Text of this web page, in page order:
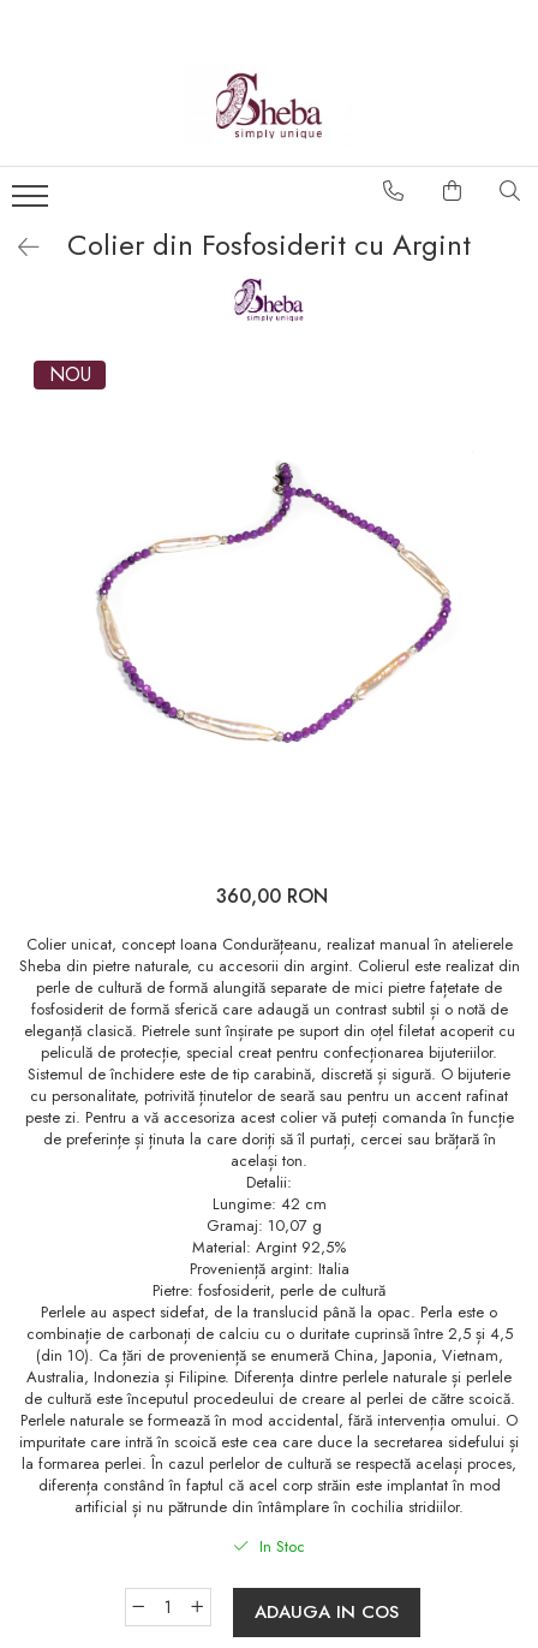
Colier din Fosfosiderit cu Argint
NOU
360,00 RON
Colier unicat, concept Ioana Condurățeanu, realizat manual în atelierele
Sheba din pietre naturale, cu accesorii din argint. Colierul este realizat din
perle de cultură de formă alungită separate de mici pietre fațetate de
fosfosiderit de formă sferică care adaugă un contrast subtil și o notă de
eleganță clasică. Pietrele sunt înșirate pe suport din oțel filetat acoperit cu
peliculă de protecție, special creat pentru confecționarea bijuteriilor.
Sistemul de închidere este de tip carabină, discretă și sigură. O bijuterie
cu personalitate, potrivită ținutelor de seară sau pentru un accent rafinat
peste zi. Pentru a vă accesoriza acest colier vă puteți comanda în funcție
de preferințe și ținuta la care doriți să îl purtați, cercei sau brățară în
același ton.
Detalii:
Lungime: 42 cm
Gramaj: 10,07 g
Material: Argint 92,5%
Proveniență argint: Italia
Pietre: fosfosiderit, perle de cultură
Perlele au aspect sidefat, de la translucid până la opac. Perla este o
combinație de carbonați de calciu cu o duritate cuprinsă între 2,5 și 4,5
(din 10). Ca țări de proveniență se enumeră China, Japonia, Vietnam,
Australia, Indonezia și Filipine. Diferența dintre perlele naturale și perlele
de cultură este începutul procedeului de creare al perlei de către scoică.
Perlele naturale se formează în mod accidental, fără intervenția omului. O
impuritate care intră în scoică este cea care duce la secretarea sidefului și
la formarea perlei. În cazul perlelor de cultură se respectă același proces,
diferența constând în faptul că acel corp străin este implantat în mod
artificial și nu pătrunde din întâmplare în cochilia stridiilor.
In Stoc
ADAUGA IN COS